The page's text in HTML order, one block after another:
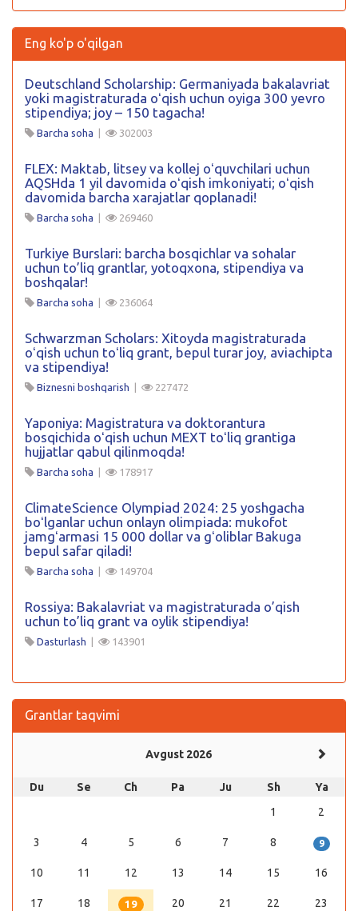
Eng ko'p o'qilgan
Deutschland Scholarship: Germaniyada bakalavriat
yoki magistraturada oʻqish uchun oyiga 300 yevro
stipendiya; joy – 150 tagacha!
Barcha soha 302003
FLEX: Maktab, litsey va kollej oʻquvchilari uchun
AQSHda 1 yil davomida oʻqish imkoniyati; oʻqish
davomida barcha xarajatlar qoplanadi!
Barcha soha 269460
Turkiye Burslari: barcha bosqichlar va sohalar
uchun to’liq grantlar, yotoqxona, stipendiya va
boshqalar!
Barcha soha 236064
Schwarzman Scholars: Xitoyda magistraturada
oʻqish uchun toʻliq grant, bepul turar joy, aviachipta
va stipendiya!
Biznesni boshqarish 227472
Yaponiya: Magistratura va doktorantura
bosqichida oʻqish uchun MEXT toʻliq grantiga
hujjatlar qabul qilinmoqda!
Barcha soha 178917
ClimateScience Olympiad 2024: 25 yoshgacha
boʻlganlar uchun onlayn olimpiada: mukofot
jamgʻarmasi 15 000 dollar va gʻoliblar Bakuga
bepul safar qiladi!
Barcha soha 149704
Rossiya: Bakalavriat va magistraturada o’qish
uchun to’liq grant va oylik stipendiya!
Dasturlash 143901
Grantlar taqvimi
Avgust 2026
Du Se Ch Pa Ju Sh
Ya
1
2
3 4 5 6 7 8 9
10 11 12 13 14 15 16
17 18 19 20 21 22 23